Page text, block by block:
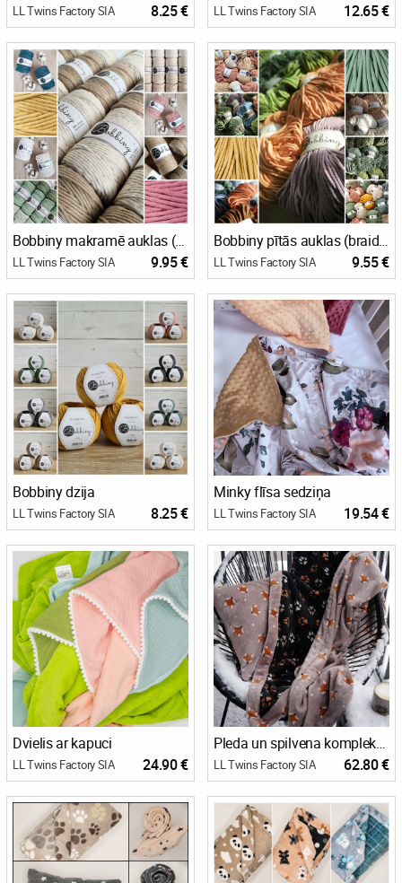
LL Twins Factory SIA 8.25 € LL Twins Factory SIA 12.65 €
Bobbiny makramē auklas (macrame cords)
LL Twins Factory SIA 9.95 €
Bobbiny pītās auklas (braided cords)
LL Twins Factory SIA 9.55 €
Bobbiny dzija
LL Twins Factory SIA 8.25 €
Minky flīsa sedziņa
LL Twins Factory SIA 19.54 €
Dvielis ar kapuci
LL Twins Factory SIA 24.90 €
Pleda un spilvena komplekts (divpusējs dizains)
LL Twins Factory SIA 62.80 €